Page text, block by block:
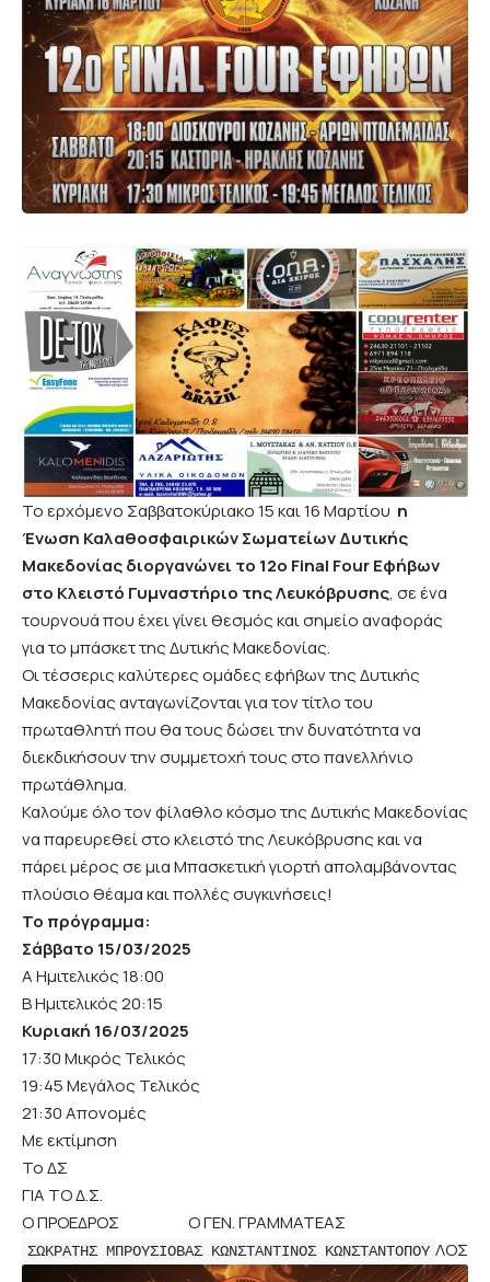
Το ερχόμενο Σαββατοκύριακο 15 και 16 Μαρτίου η
Ένωση Καλαθοσφαιρικών Σωματείων Δυτικής
Μακεδονίας διοργανώνει το 12ο Final Four Εφήβων
στο Κλειστό Γυμναστήριο της Λευκόβρυσης, σε ένα
τουρνουά που έχει γίνει θεσμός και σημείο αναφοράς
για το μπάσκετ της Δυτικής Μακεδονίας.
Οι τέσσερις καλύτερες ομάδες εφήβων της Δυτικής
Μακεδονίας ανταγωνίζονται για τον τίτλο του
πρωταθλητή που θα τους δώσει την δυνατότητα να
διεκδικήσουν την συμμετοχή τους στο πανελλήνιο
πρωτάθλημα.
Καλούμε όλο τον φίλαθλο κόσμο της Δυτικής Μακεδονίας
να παρευρεθεί στο κλειστό της Λευκόβρυσης και να
πάρει μέρος σε μια Μπασκετική γιορτή απολαμβάνοντας
πλούσιο θέαμα και πολλές συγκινήσεις!
Το πρόγραμμα:
Σάββατο 15/03/2025
Α Ημιτελικός 18:00
Β Ημιτελικός 20:15
Κυριακή 16/03/2025
17:30 Μικρός Τελικός
19:45 Μεγάλος Τελικός
21:30 Απονομές
Με εκτίμηση
Το ΔΣ
ΓΙΑ ΤΟ Δ.Σ.
Ο ΠΡΟΕΔΡΟΣ Ο ΓΕΝ. ΓΡΑΜΜΑΤΕΑΣ
ΣΩΚΡΑΤΗΣ ΜΠΡΟΥΣΙΟΒΑΣ ΚΩΝΣΤΑΝΤΙΝΟΣ ΚΩΝΣΤΑΝΤΟΠΟΥ ΛΟΣ